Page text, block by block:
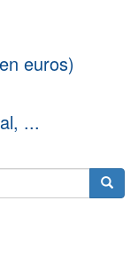
euros)
...